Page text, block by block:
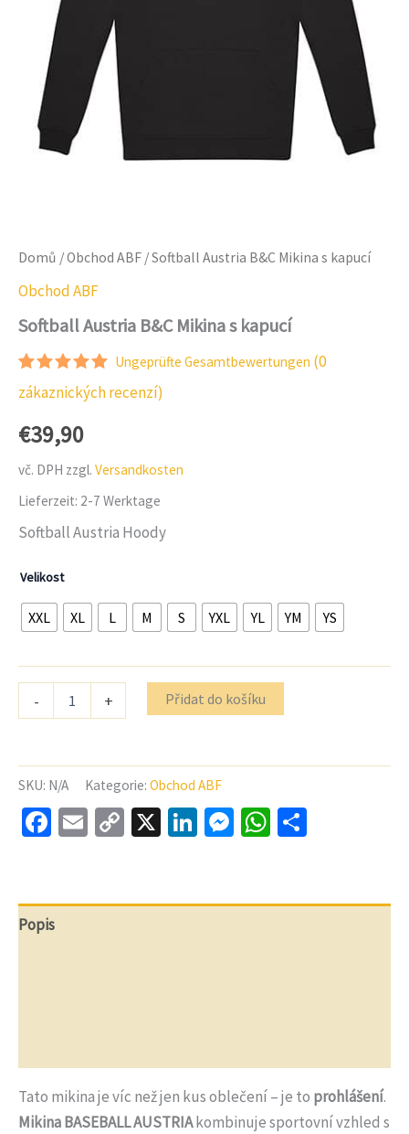
Domů /Obchod ABF / Softball Austria B&C Mikina s kapucí
Obchod ABF
Softball Austria B&C Mikina s kapucí
Hodnocení:
5.00z 5 na
hodnocení
zákazníků
Ungeprüfte Gesamtbewertungen (0
zákaznických recenzí)
€39,90
vč. DPH zzgl. Versandkosten
Lieferzeit: 2-7 Werktage
Softball Austria Hoody
Velikost
XXL XL L M S YXL YL YM YS
-
Softball
Mikina
s
+ Přidat do košíku
SKU: N/A Kategorie: Obchod ABF
Facebook
EmailCopy
X LinkedIn
Messenger
WhatsApp
Popis
Tato mikina je víc než jen kus oblečení – je to prohlášení.
Mikina BASEBALL AUSTRIAkombinuje sportovní vzhled s